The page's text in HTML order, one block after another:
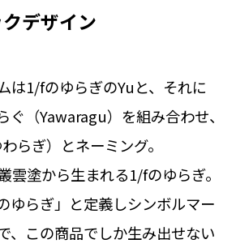
デザイン
は1/fのゆらぎのYuと、それに
ぐ（Yawaragu）を組み合わせ、
らぎ）とネーミング。
雲塗から生まれる1/fのゆらぎ。
ゆらぎ」と定義しシンボルマー
、この商品でしか生み出せない